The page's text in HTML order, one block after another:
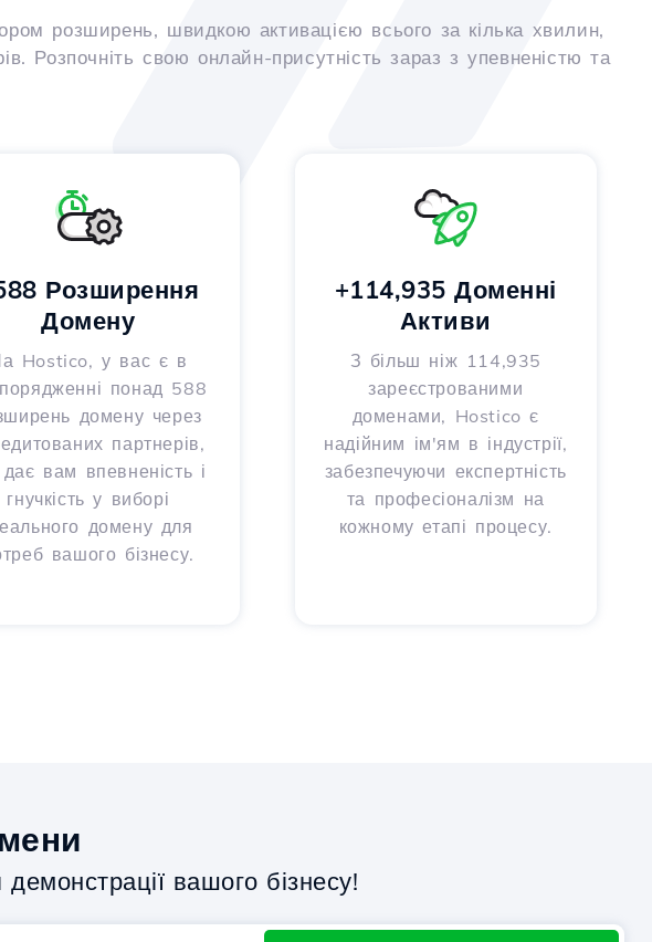
розширень, швидкою активацією всього за кілька хвилин,
Розпочніть свою онлайн-присутність зараз з упевненістю та
Розширення
Домену
Hostico, у вас є в
понад 588
домену через
партнерів,
вам впевненість і
гнучкість у виборі
домену для
вашого бізнесу.
+114,935 Доменні
Активи
З більш ніж 114,935
зареєстрованими
доменами, Hostico є
надійним ім'ям в індустрії,
забезпечуючи експертність
та професіоналізм на
кожному етапі процесу.
вашого бізнесу!